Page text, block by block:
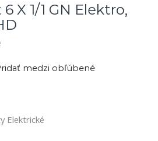
X 1/1 GN Elektro,
medzi obľúbené
Elektrické